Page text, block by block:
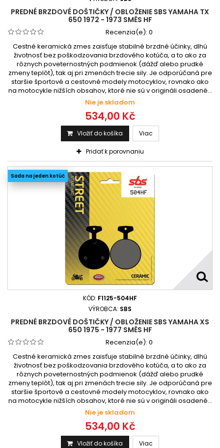
PREDNÉ BRZDOVÉ DOŠTIČKY / OBLOŽENIE SBS YAMAHA TX
650 1972 - 1973 SMĚS HF
Recenzia(e): 0
Cestné keramická zmes zaisťuje stabilné brzdné účinky, dlhú
životnosť bez poškodzovania brzdového kotúča, a to ako za
rôznych poveternostných podmienok (dážď alebo prudké
zmeny teplôt), tak aj pri zmenách trecie sily. Je odporúčaná pre
staršie športové a cestovné modely motocyklov, rovnako ako
na motocykle nižších obsahov, ktoré nie sú v origináli osadené...
Nie je skladom
534,00 Kč
Vložiť do košíka Viac
Pridať k porovnaniu
Sada na jeden kotúč
KÓD: F1125-504HF
VÝROBCA: SBS
PREDNÉ BRZDOVÉ DOŠTIČKY / OBLOŽENIE SBS YAMAHA XS
650 1975 - 1977 SMĚS HF
Recenzia(e): 0
Cestné keramická zmes zaisťuje stabilné brzdné účinky, dlhú
životnosť bez poškodzovania brzdového kotúča, a to ako za
rôznych poveternostných podmienok (dážď alebo prudké
zmeny teplôt), tak aj pri zmenách trecie sily. Je odporúčaná pre
staršie športové a cestovné modely motocyklov, rovnako ako
na motocykle nižších obsahov, ktoré nie sú v origináli osadené...
Nie je skladom
534,00 Kč
Vložiť do košíka Viac